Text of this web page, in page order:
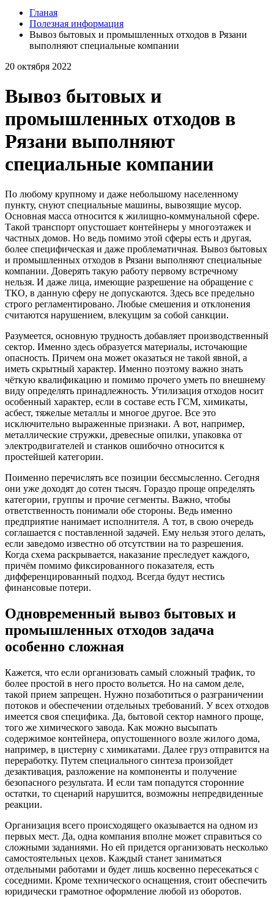
Гланая
Полезная информация
Вывоз бытовых и промышленных отходов в Рязани
выполняют специальные компании
20 октября 2022
Вывоз бытовых и
промышленных отходов в
Рязани выполняют
специальные компании
По любому крупному и даже небольшому населенному
пункту, снуют специальные машины, вывозящие мусор.
Основная масса относится к жилищно-коммунальной сфере.
Такой транспорт опустошает контейнеры у многоэтажек и
частных домов. Но ведь помимо этой сферы есть и другая,
более специфическая и даже проблематичная. Вывоз бытовых
и промышленных отходов в Рязани выполняют специальные
компании. Доверять такую работу первому встречному
нельзя. И даже лица, имеющие разрешение на обращение с
ТКО, в данную сферу не допускаются. Здесь все предельно
строго регламентировано. Любые смешения и отклонения
считаются нарушением, влекущим за собой санкции.
Разумеется, основную трудность добавляет производственный
сектор. Именно здесь образуется материалы, источающие
опасность. Причем она может оказаться не такой явной, а
иметь скрытный характер. Именно поэтому важно знать
чёткую квалификацию и помимо прочего уметь по внешнему
виду определять принадлежность. Утилизация отходов носит
особенный характер, если в составе есть ГСМ, химикаты,
асбест, тяжелые металлы и многое другое. Все это
исключительно выраженные признаки. А вот, например,
металлические стружки, древесные опилки, упаковка от
электродвигателей и станков ошибочно относится к
простейшей категории.
Поименно перечислять все позиции бессмысленно. Сегодня
они уже доходят до сотен тысяч. Гораздо проще определять
категории, группы и прочие сегменты. Важно, чтобы
ответственность понимали обе стороны. Ведь именно
предприятие нанимает исполнителя. А тот, в свою очередь
соглашается с поставленной задачей. Ему нельзя этого делать,
если заведомо известно об отсутствии на то разрешения.
Когда схема раскрывается, наказание преследует каждого,
причём помимо фиксированного показателя, есть
дифференцированный подход. Всегда будут нестись
финансовые потери.
Одновременный вывоз бытовых и
промышленных отходов задача
особенно сложная
Кажется, что если организовать самый сложный трафик, то
более простой в него просто вольется. Но на самом деле,
такой прием запрещен. Нужно позаботиться о разграничении
потоков и обеспечении отдельных требований. У всех отходов
имеется своя специфика. Да, бытовой сектор намного проще,
того же химического завода. Как можно высыпать
содержимое контейнера, опустошенного возле жилого дома,
например, в цистерну с химикатами. Далее груз отправится на
переработку. Путем специального синтеза произойдет
дезактивация, разложение на компоненты и получение
безопасного результата. И если там попадутся сторонние
остатки, то сценарий нарушится, возможны непредвиденные
реакции.
Организация всего происходящего оказывается на одном из
первых мест. Да, одна компания вполне может справиться со
сложными заданиями. Но ей придется организовать несколько
самостоятельных цехов. Каждый станет заниматься
отдельными работами и будет лишь косвенно пересекаться с
соседними. Кроме технического оснащения, стоит обеспечить
юридически грамотное оформление любой из оборотов.